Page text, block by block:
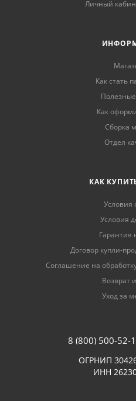
Личный
Как стать
Как
Сборка
Отдел
КАК
Условия
Условия
Гарантия
Договор купли-
Соглашение на
Возврат
Уход за
8 (800) 500-52-
ОГРНИП
ИНН